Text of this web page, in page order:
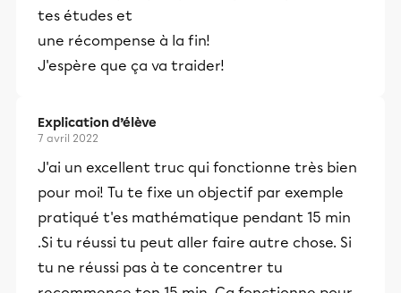
tes études et
une récompense à la fin!
J'espère que ça va traider!
Explication d’élève
7 avril 2022
J'ai un excellent truc qui fonctionne très bien
pour moi! Tu te fixe un objectif par exemple
pratiqué t'es mathématique pendant 15 min
.Si tu réussi tu peut aller faire autre chose. Si
tu ne réussi pas à te concentrer tu